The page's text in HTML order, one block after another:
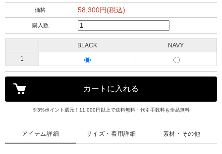
価格 58,300円(税込)
購入数
BLACK
NAVY
1
※3%ポイント還元！11,000円以上で送料無料・代引手数料も全品無料
アイテム詳細 サイズ・着用詳細 素材・その他